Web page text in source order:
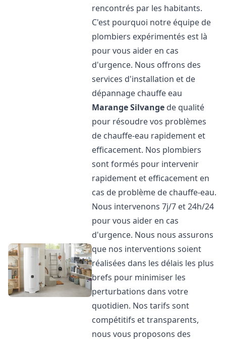
rencontrés par les habitants.
C'est pourquoi notre équipe de
plombiers expérimentés est là
pour vous aider en cas
d'urgence. Nous offrons des
services d'installation et de
dépannage chauffe eau
Marange Silvange de qualité
pour résoudre vos problèmes
de chauffe-eau rapidement et
efficacement. Nos plombiers
sont formés pour intervenir
rapidement et efficacement en
cas de problème de chauffe-eau.
Nous intervenons 7j/7 et 24h/24
pour vous aider en cas
d'urgence. Nous nous assurons
que nos interventions soient
réalisées dans les délais les plus
brefs pour minimiser les
perturbations dans votre
quotidien. Nos tarifs sont
compétitifs et transparents,
nous vous proposons des